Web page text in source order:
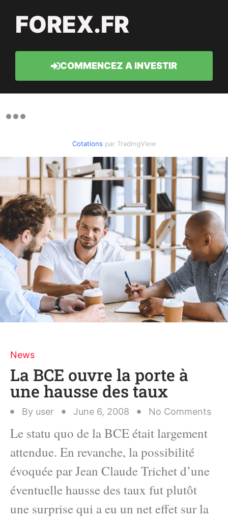
FOREX.FR
COMMENCEZ A INVESTIR
Cotations par TradingView
News
La BCE ouvre la porte à
une hausse des taux
By user June 6, 2008 No Comments
Le statu quo de la BCE était largement
attendue. En revanche, la possibilité
évoquée par Jean Claude Trichet d’une
éventuelle hausse des taux fut plutôt
une surprise qui a eu un net effet sur la